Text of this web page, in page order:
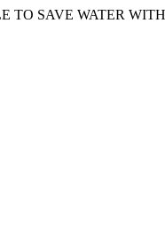
TO SAVE WATER